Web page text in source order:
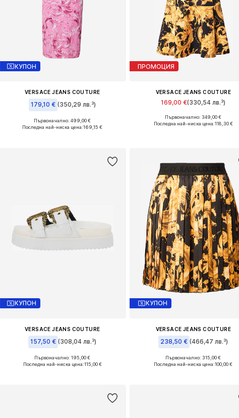
КУПОН
VERSACE JEANS COUTURE
179,10 € (350,29 лв.³)
Налични размери: 38, 42
Първоначално: 499,00 €
Последна най-ниска цена:169,15 €
ПРОМОЦИЯ
VERSACE JEANS COUTURE
169,00 €(330,54 лв.³)
Налични размери: 36, 38
Първоначално: 349,00 €
Последна най-ниска цена:118,30 €
КУПОН
VERSACE JEANS COUTURE
157,50 € (308,04 лв.³)
Налични размери: 39
Първоначално: 195,00 €
Последна най-ниска цена:115,00 €
КУПОН
VERSACE JEANS COUTURE
238,50 € (466,47 лв.³)
Налични размери: 34
Първоначално: 315,00 €
Последна най-ниска цена:100,00 €